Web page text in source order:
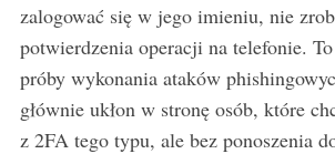
zalogować się w jego imieniu, nie
potwierdzenia operacji na telefonie.
próby wykonania ataków
głównie ukłon w stronę osób, które
z 2FA tego typu, ale bez ponoszenia